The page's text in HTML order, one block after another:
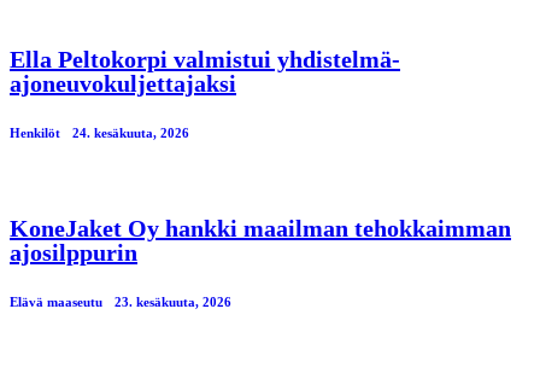
Ella Peltokorpi valmistui yhdistelmä-
ajoneuvokuljettajaksi
Henkilöt 24. kesäkuuta, 2026
KoneJaket Oy hankki maailman tehokkaimman
ajosilppurin
Elävä maaseutu 23. kesäkuuta, 2026